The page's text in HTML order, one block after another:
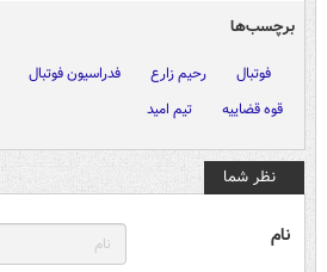
برچسب‌ها
فوتبال رحیم زارع فدراسیون فوتبال
قوه قضاییه
تیم امید
نظر شما
نام